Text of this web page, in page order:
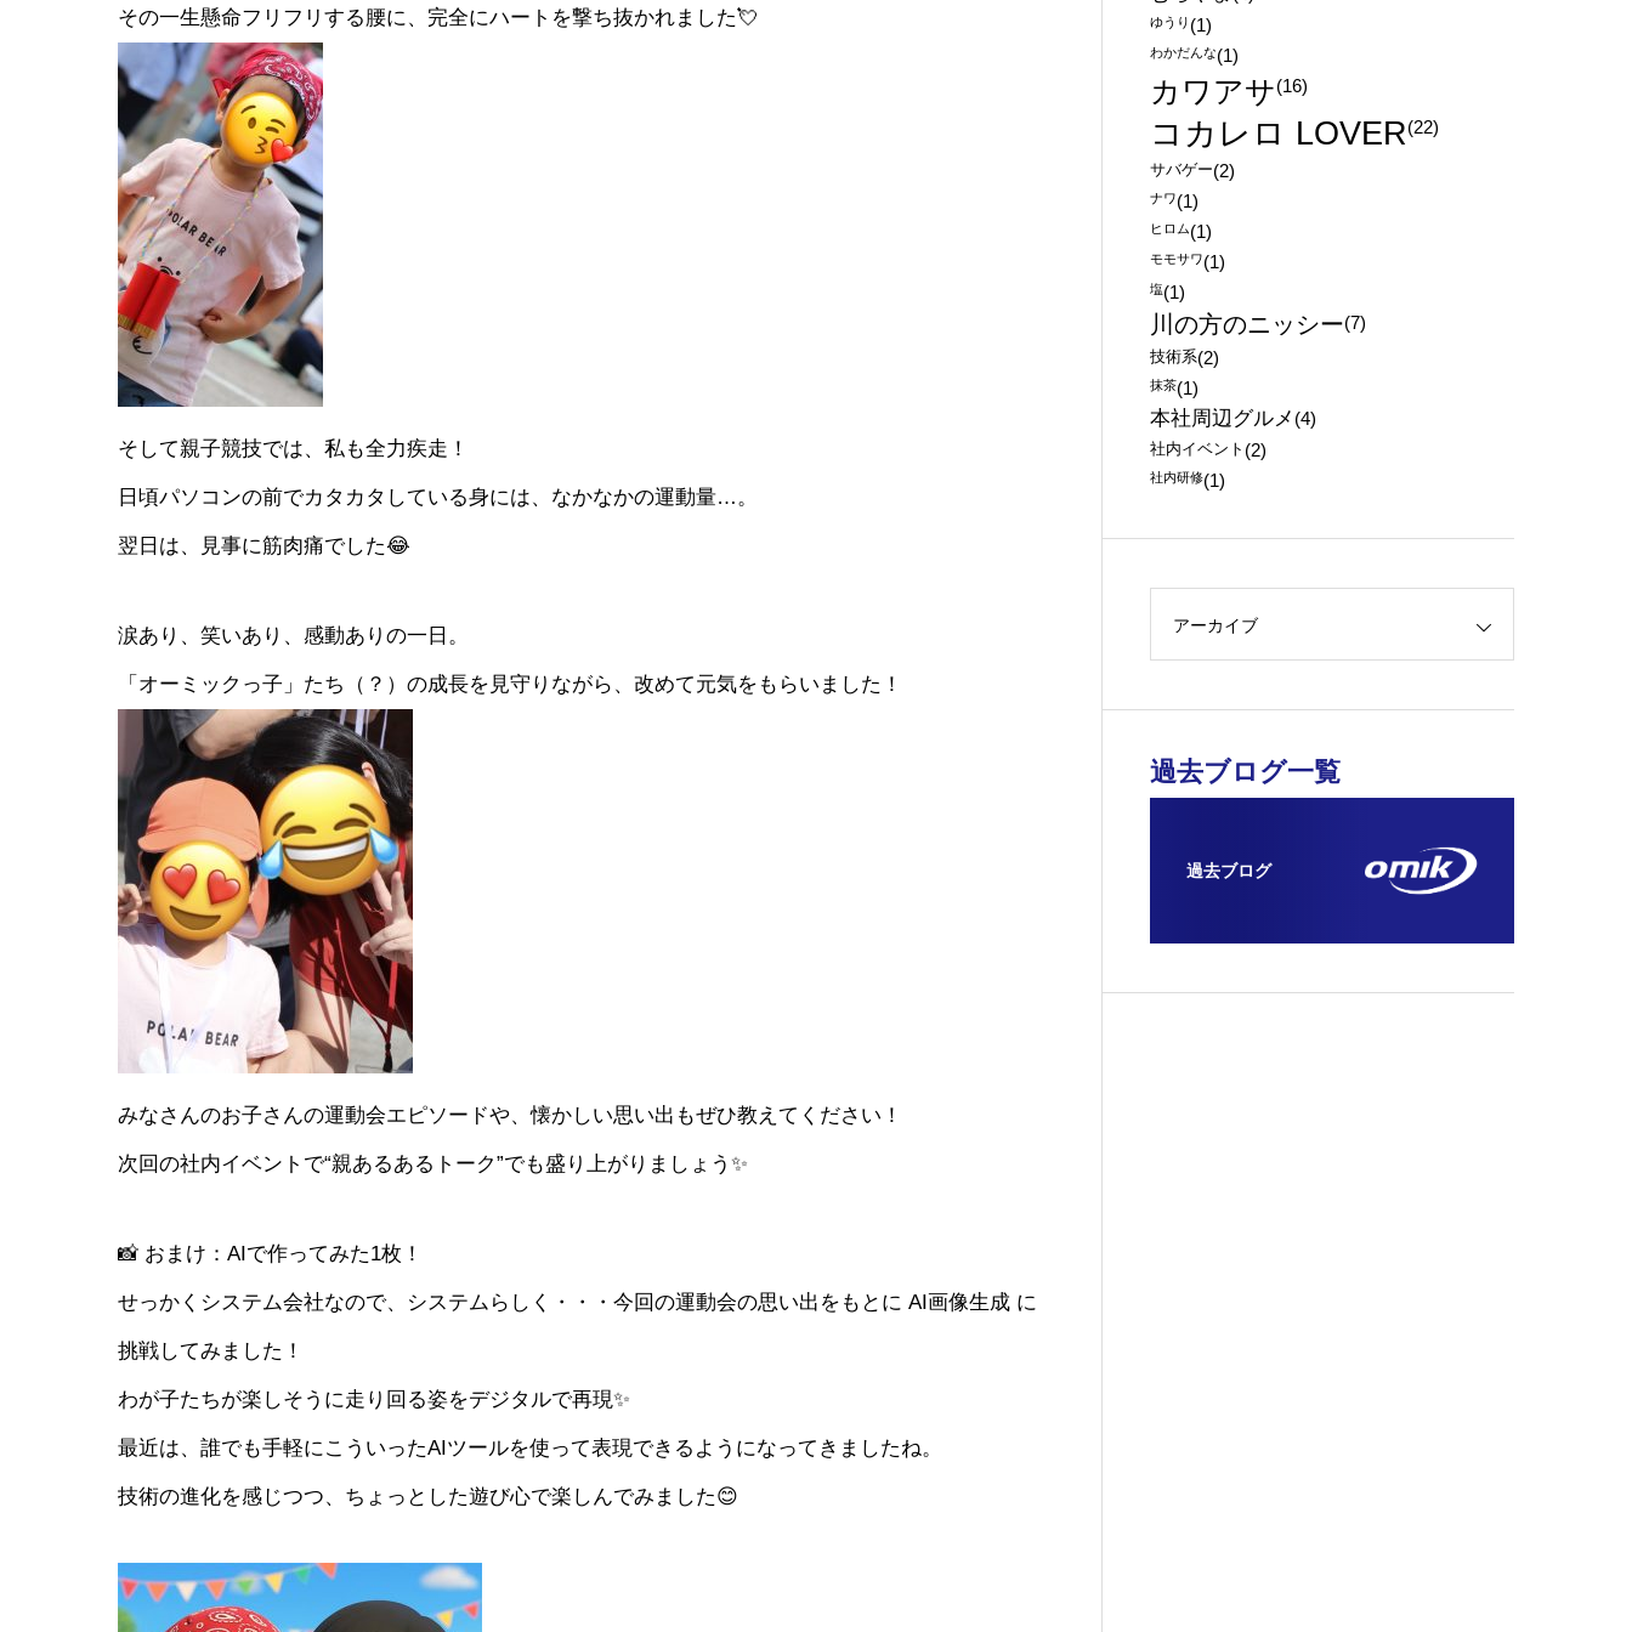
その一生懸命フリフリする腰に、完全にハートを撃ち抜かれました💘
そして親子競技では、私も全力疾走！
日頃パソコンの前でカタカタしている身には、なかなかの運動量…。
翌日は、見事に筋肉痛でした😂
涙あり、笑いあり、感動ありの一日。
「オーミックっ子」たち（？）の成長を見守りながら、改めて元気をもらいました！
みなさんのお子さんの運動会エピソードや、懐かしい思い出もぜひ教えてください！
次回の社内イベントで“親あるあるトーク”でも盛り上がりましょう✨
📸 おまけ：AIで作ってみた1枚！
せっかくシステム会社なので、システムらしく・・・今回の運動会の思い出をもとに AI画像生成 に
挑戦してみました！
わが子たちが楽しそうに走り回る姿をデジタルで再現✨
最近は、誰でも手軽にこういったAIツールを使って表現できるようになってきましたね。
技術の進化を感じつつ、ちょっとした遊び心で楽しんでみました😊
ゆうり (1)
わかだんな(1)
カワアサ(16)
コカレロ LOVER(22)
サバゲー(2)
ナワ(1)
ヒロム(1)
モモサワ(1)
塩(1)
川の方のニッシー(7)
技術系(2)
抹茶(1)
本社周辺グルメ (4)
社内イベント (2)
社内研修(1)
アーカイブ
過去ブログ一覧
過去ブログ